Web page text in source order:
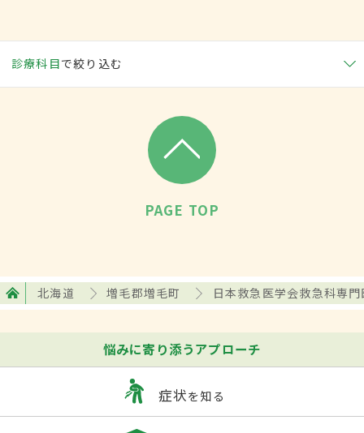
診療科目で絞り込む
PAGE TOP
北海道 増毛郡増毛町 日本救急医学会救急科専
悩みに寄り添うアプローチ
症状を知る